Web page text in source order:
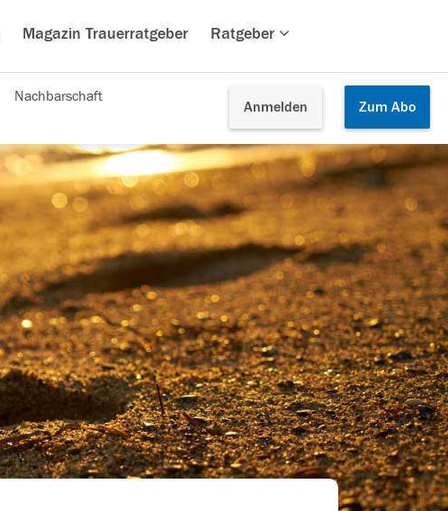
Magazin Trauerratgeber Ratgeber
Anmelden Zum Abo
Nachbarschaft